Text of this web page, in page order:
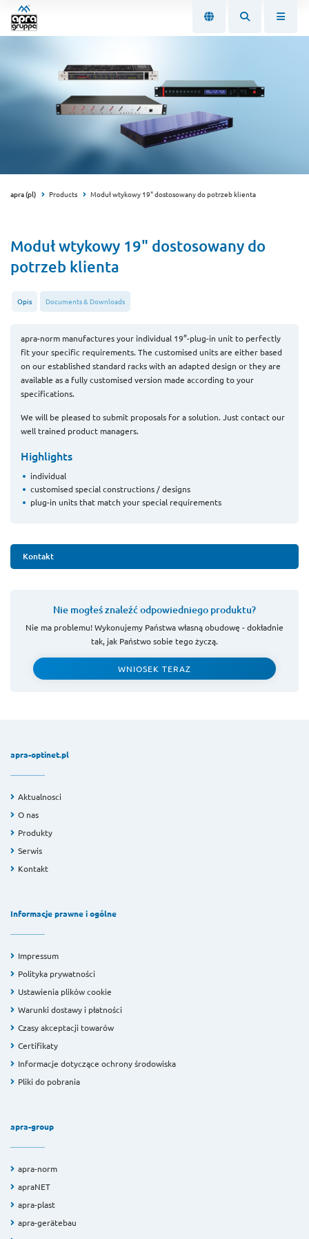
apra (pl) Products Moduł wtykowy 19" dostosowany do potrzeb klienta
Moduł wtykowy 19" dostosowany do
potrzeb klienta
Opis Documents & Downloads
apra-norm manufactures your individual 19”-plug-in unit to perfectly
fit your specific requirements. The customised units are either based
on our established standard racks with an adapted design or they are
available as a fully customised version made according to your
specifications.
We will be pleased to submit proposals for a solution. Just contact our
well trained product managers.
Highlights
individual
customised special constructions / designs
plug-in units that match your special requirements
Kontakt
Nie mogłeś znaleźć odpowiedniego produktu?
Nie ma problemu! Wykonujemy Państwa własną obudowę - dokładnie
tak, jak Państwo sobie tego życzą.
WNIOSEK TERAZ
apra-optinet.pl
Aktualnosci
O nas
Produkty
Serwis
Kontakt
Informacje prawne i ogólne
Impressum
Polityka prywatności
Ustawienia plików cookie
Warunki dostawy i płatności
Czasy akceptacji towarów
Certifikaty
Informacje dotyczące ochrony środowiska
Pliki do pobrania
apra-group
apra-norm
apraNET
apra-plast
apra-gerätebau